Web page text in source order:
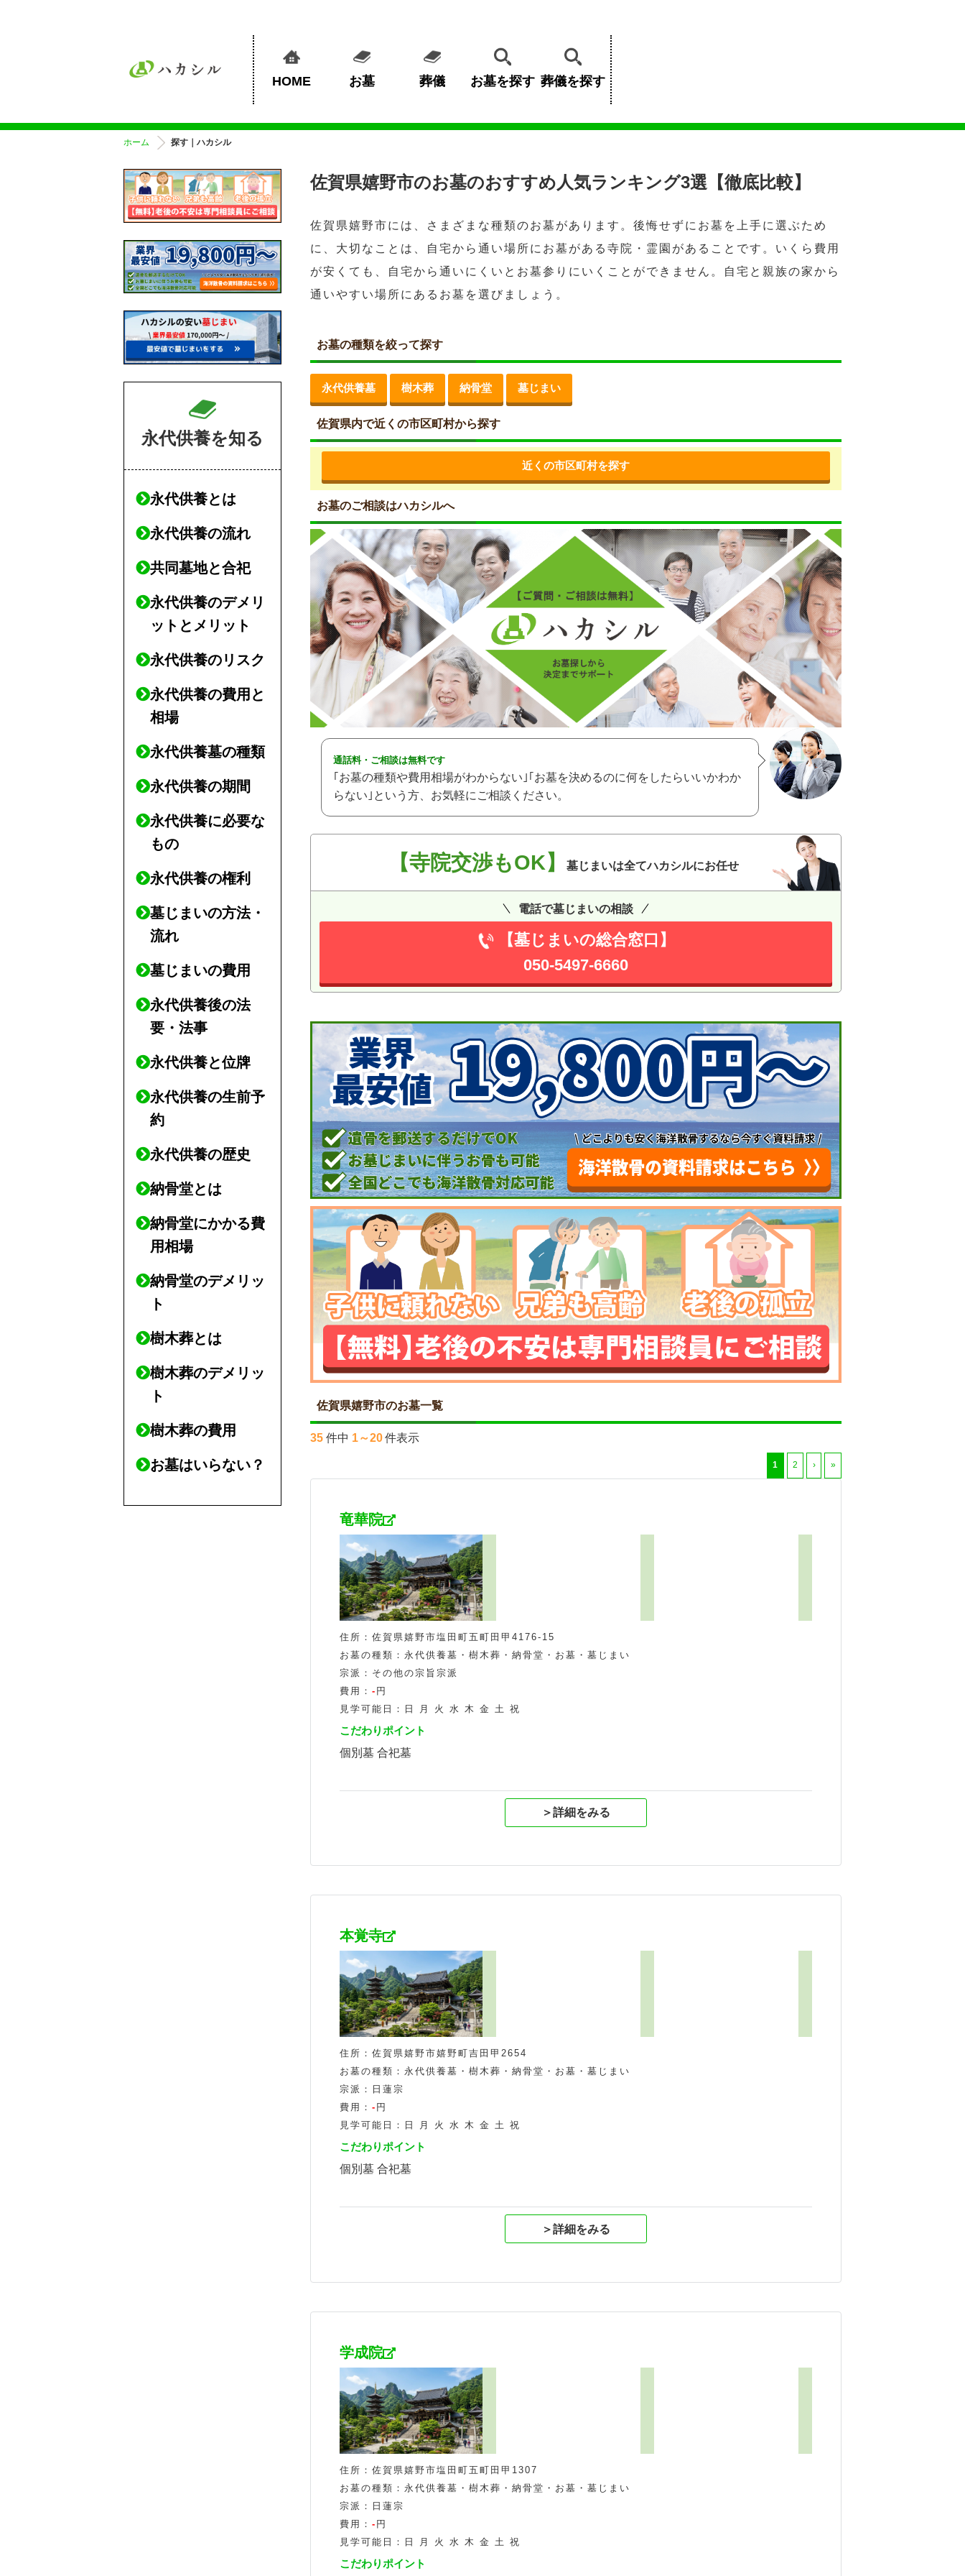
HOME お墓 葬儀 お墓を探す 葬儀を探す
ホーム 探す｜ハカシル
佐賀県嬉野市のお墓のおすすめ人気ランキング3選【徹底比較】
佐賀県嬉野市には、さまざまな種類のお墓があります。後悔せずにお墓を上手に選ぶため
に、大切なことは、自宅から通い場所にお墓がある寺院・霊園があることです。いくら費用
が安くても、自宅から通いにくいとお墓参りにいくことができません。自宅と親族の家から
通いやすい場所にあるお墓を選びましょう。
お墓の種類を絞って探す
永代供養墓 樹木葬 納骨堂 墓じまい
佐賀県内で近くの市区町村から探す
近くの市区町村を探す
お墓のご相談はハカシルへ
通話料・ご相談は無料です
｢お墓の種類や費用相場がわからない｣｢お墓を決めるのに何をしたらいいかわか
らない｣という方、お気軽にご相談ください。
【寺院交渉もOK】 墓じまいは全てハカシルにお任せ
電話で墓じまいの相談
【墓じまいの総合窓口】
050-5497-6660
佐賀県嬉野市のお墓一覧
35 件中 1～20 件表示
1 2 › »
竜華院
住所：佐賀県嬉野市塩田町五町田甲4176-15
お墓の種類：永代供養墓・樹木葬・納骨堂・お墓・墓じまい
宗派：その他の宗旨宗派
費用： - 円
見学可能日：日 月 火 水 木 金 土 祝
こだわりポイント
個別墓 合祀墓
＞詳細をみる
本覚寺
住所：佐賀県嬉野市嬉野町吉田甲2654
お墓の種類：永代供養墓・樹木葬・納骨堂・お墓・墓じまい
宗派：日蓮宗
費用： - 円
見学可能日：日 月 火 水 木 金 土 祝
こだわりポイント
個別墓 合祀墓
＞詳細をみる
学成院
住所：佐賀県嬉野市塩田町五町田甲1307
お墓の種類：永代供養墓・樹木葬・納骨堂・お墓・墓じまい
宗派：日蓮宗
費用： - 円
見学可能日：日 月 火 水 木 金 土 祝
こだわりポイント
永代供養を知る
永代供養とは
永代供養の流れ
共同墓地と合祀
永代供養のデメリ
ットとメリット
永代供養のリスク
永代供養の費用と
相場
永代供養墓の種類
永代供養の期間
永代供養に必要な
もの
永代供養の権利
墓じまいの方法・
流れ
墓じまいの費用
永代供養後の法
要・法事
永代供養と位牌
永代供養の生前予
約
永代供養の歴史
納骨堂とは
納骨堂にかかる費
用相場
納骨堂のデメリッ
ト
樹木葬とは
樹木葬のデメリッ
ト
樹木葬の費用
お墓はいらない？